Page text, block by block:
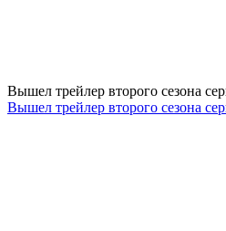
Вышел трейлер второго сезона
Вышел трейлер второго сезона